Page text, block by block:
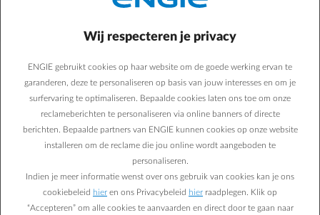
tussen 21 u. 's avonds en 6 u. 's ochtends of tussen 22 u. 's avonds
en 7 u. 's ochtends. Je kan op de website van je
toepassing zijn. Tijdens het weekend is het daltarief ook overdag
van toepassing. Dit is niet zo op wettelijke feestdagen die tijdens de
week vallen.
Veelgestelde vragen
Is een tweevoudige meter interessanter voor mij?
Wij respecteren je privacy
ENGIE gebruikt cookies op haar website om de goede werking ervan te
garanderen, deze te personaliseren op basis van jouw interesses en om je
surfervaring te optimaliseren. Bepaalde cookies laten ons toe om onze
reclameberichten te personaliseren via online banners of directe
berichten. Bepaalde partners van ENGIE kunnen cookies op onze website
installeren om de reclame die jou online wordt aangeboden te
personaliseren.
Indien je meer informatie wenst over ons gebruik van cookies kan je ons
cookiebeleid hier en ons Privacybeleid hier raadplegen. Klik op
“Accepteren” om alle cookies te aanvaarden en direct door te gaan naar